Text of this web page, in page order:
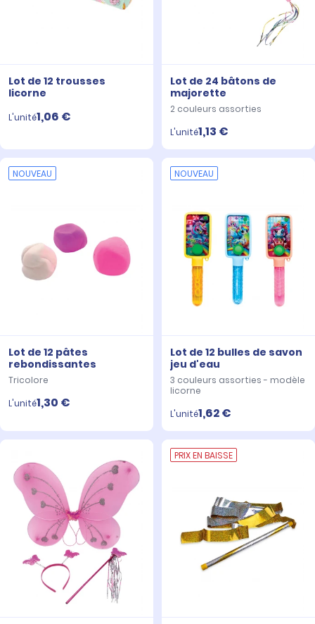
Lot de 12 trousses
licorne
L'unité1,06 €
Lot de 24 bâtons de
majorette
2 couleurs assorties
L'unité1,13 €
NOUVEAU
Lot de 12 pâtes
rebondissantes
Tricolore
L'unité1,30 €
NOUVEAU
Lot de 12 bulles de savon
jeu d'eau
3 couleurs assorties - modèle
licorne
L'unité1,62 €
PRIX EN BAISSE